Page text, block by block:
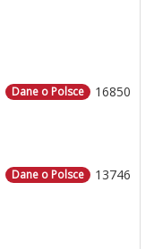
16850
Dane o Polsce
13746
Dane o Polsce